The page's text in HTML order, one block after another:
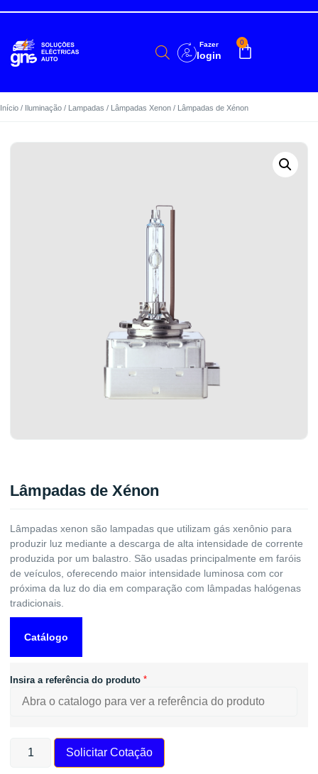
Fazer
login
0
Início / Iluminação / Lampadas / Lâmpadas Xenon / Lâmpadas de Xénon
Lâmpadas de Xénon
Lâmpadas xenon são lampadas que utilizam gás xenônio para
produzir luz mediante a descarga de alta intensidade de corrente
produzida por um balastro. São usadas principalmente em faróis
de veículos, oferecendo maior intensidade luminosa com cor
próxima da luz do dia em comparação com lâmpadas halógenas
tradicionais.
Catálogo
Insira a referência do produto *
Solicitar Cotação